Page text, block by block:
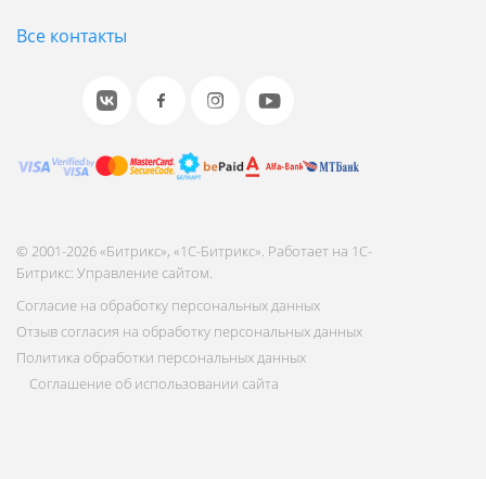
Все контакты
© 2001-2026 «Битрикс», «1С-Битрикс». Работает на 1С-
Битрикс: Управление сайтом.
Согласие на обработку персональных данных
Отзыв согласия на обработку персональных данных
Политика обработки персональных данных
Соглашение об использовании сайта